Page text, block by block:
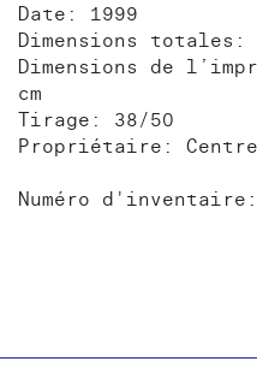
Date: 1999
Dimensions totales:
Dimensions de
cm
Tirage: 38/50
Propriétaire:
Numéro d'inventaire: